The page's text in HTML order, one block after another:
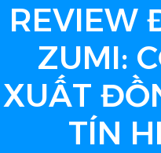
REVIEW
ZUMI:
XUẤT
TÍN